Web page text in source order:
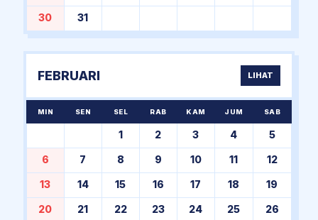
30 31
FEBRUARI LIHAT
MIN SEN SEL RAB KAM JUM SAB
1 2 3 4 5
6 7 8 9 10 11 12
13 14 15 16 17 18 19
20 21 22 23 24 25 26